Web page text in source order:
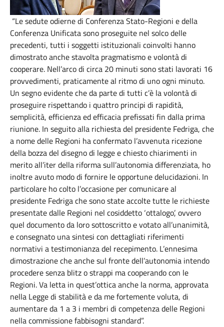
“Le sedute odierne di Conferenza Stato-Regioni e della
Conferenza Unificata sono proseguite nel solco delle
precedenti, tutti i soggetti istituzionali coinvolti hanno
dimostrato anche stavolta pragmatismo e volontà di
cooperare. Nell’arco di circa 20 minuti sono stati lavorati 16
provvedimenti, praticamente al ritmo di uno ogni minuto.
Un segno evidente che da parte di tutti c’è la volontà di
proseguire rispettando i quattro principi di rapidità,
semplicità, efficienza ed efficacia prefissati fin dalla prima
riunione. In seguito alla richiesta del presidente Fedriga, che
a nome delle Regioni ha confermato l’avvenuta ricezione
della bozza del disegno di legge e chiesto chiarimenti in
merito all’iter della riforma sull’autonomia differenziata, ho
inoltre avuto modo di fornire le opportune delucidazioni. In
particolare ho colto l’occasione per comunicare al
presidente Fedriga che sono state accolte tutte le richieste
presentate dalle Regioni nel cosiddetto ‘ottalogo’, ovvero
quel documento da loro sottoscritto e votato all’unanimità,
e consegnato una sintesi con dettagliati riferimenti
normativi a testimonianza del recepimento. L’ennesima
dimostrazione che anche sul fronte dell’autonomia intendo
procedere senza blitz o strappi ma cooperando con le
Regioni. Va letta in quest’ottica anche la norma, approvata
nella Legge di stabilità e da me fortemente voluta, di
aumentare da 1 a 3 i membri di competenza delle Regioni
nella commissione fabbisogni standard”.